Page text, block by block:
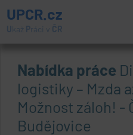
UPCR.cz
U kaž Práci v ČR
Nabídka práce
logistiky – Mzda
Možnost záloh! -
Budějovice